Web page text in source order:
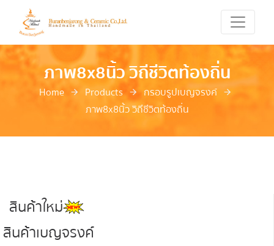
ภาพ8x8นิ้ว วิถีชีวิตท้องถิ่น
Home Products
กรอบรูปเบญจรงค์
ภาพ8x8นิ้ว วิถีชีวิตท้องถิ่น
สินค้าใหม่
สินค้าเบญจรงค์